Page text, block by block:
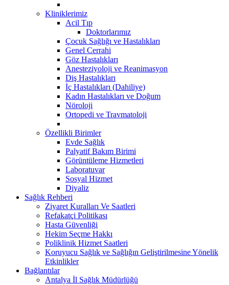
Kliniklerimiz
Acil Tıp
Doktorlarımız
Çocuk Sağlığı ve Hastalıkları
Genel Cerrahi
Göz Hastalıkları
Anesteziyoloji ve Reanimasyon
Diş Hastalıkları
İç Hastalıkları (Dahiliye)
Kadın Hastalıkları ve Doğum
Nöroloji
Ortopedi ve Travmatoloji
Özellikli Birimler
Evde Sağlık
Palyatif Bakım Birimi
Görüntüleme Hizmetleri
Laboratuvar
Sosyal Hizmet
Diyaliz
Sağlık Rehberi
Ziyaret Kuralları Ve Saatleri
Refakatçi Politikası
Hasta Güvenliği
Hekim Seçme Hakkı
Poliklinik Hizmet Saatleri
Koruyucu Sağlık ve Sağlığın Geliştirilmesine Yönelik
Etkinlikler
Bağlantılar
Antalya İl Sağlık Müdürlüğü